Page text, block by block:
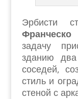
Эрбисти
Франческо
задачу
зданию
соседей,
стиль и
стеной с